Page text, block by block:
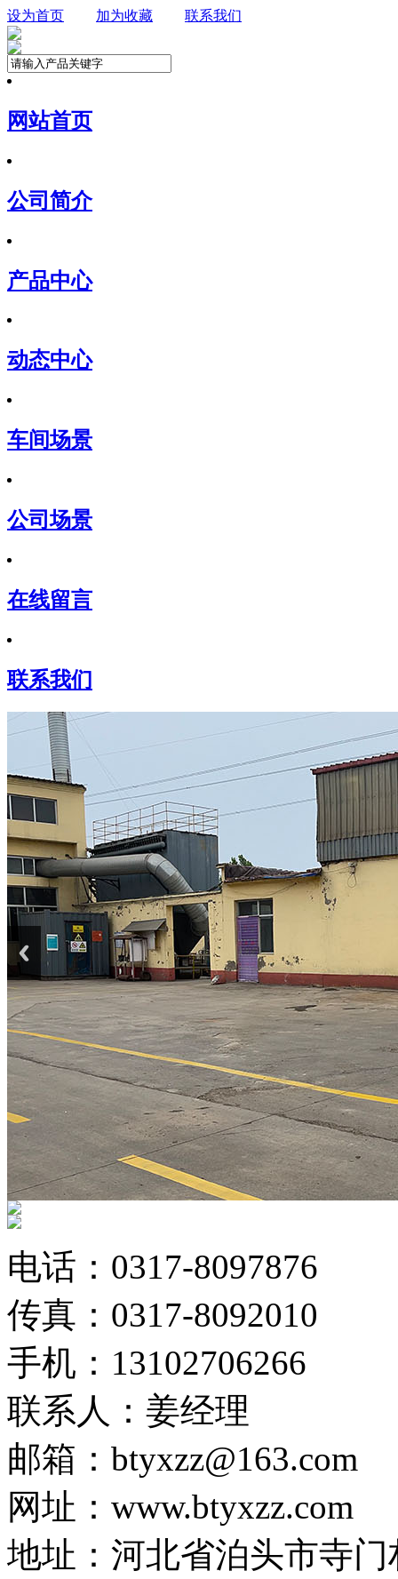
设为首页 加为收藏 联系我们
网站首页
公司简介
产品中心
动态中心
车间场景
公司场景
在线留言
联系我们
电话：0317-8097876
传真：0317-8092010
手机：13102706266
联系人：姜经理
邮箱：btyxzz@163.com
网址：www.btyxzz.com
地址：河北省泊头市寺门